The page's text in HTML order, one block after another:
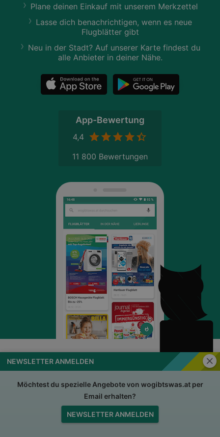
NEWSLETTER ANMELDEN
Möchtest du spezielle Angebote von wogibtswas.at per
Email erhalten?
NEWSLETTER ANMELDEN
Plane deinen Einkauf mit unserem Merkzettel
Lasse dich benachrichtigen, wenn es neue
Flugblätter gibt
Neu in der Stadt? Auf unserer Karte findest du
alle Anbieter in deiner Nähe.
App-Bewertung
4,4
11 800 Bewertungen
wogibtswas.at Impressum
Nutzungsbedingungen AGB
Datenschutzerklärung
Jobs